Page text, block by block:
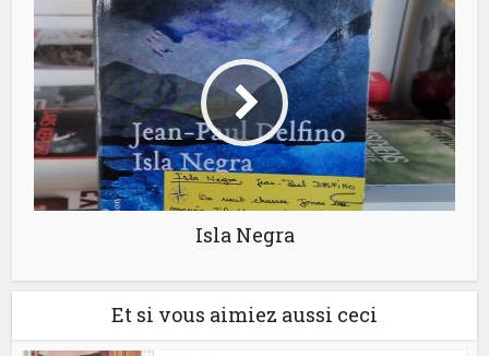
Isla Negra
Et si vous aimiez aussi ceci